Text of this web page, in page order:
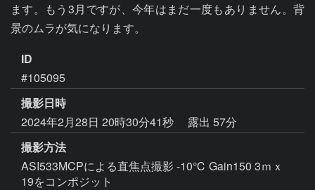
ます。もう3月ですが、今年はまだ一度もありません。背
ID
#105095
撮影日時
2024年2月28日 20時30分41秒
露出 57分
撮影方法
ASI533MCPによる直焦点撮影 -10℃ Gain150 3ｍｘ
19をコンポジット